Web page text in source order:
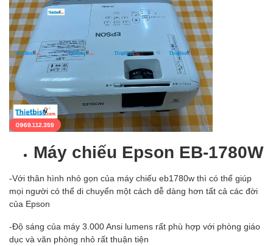
Máy chiếu Epson EB-1780W
-Với thân hình nhỏ gọn của máy chiếu eb1780w thì có thể giúp
mọi người có thể di chuyển một cách dễ dàng hơn tất cả các đời
của Epson
-Độ sáng của máy 3.000 Ansi lumens rất phù hợp với phòng giáo
dục và văn phòng nhỏ rất thuận tiện